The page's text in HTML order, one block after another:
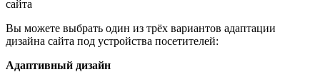
Вы можете выбрать один из трёх вариантов адаптации
дизайна сайта под устройства посетителей:
Адаптивный дизайн